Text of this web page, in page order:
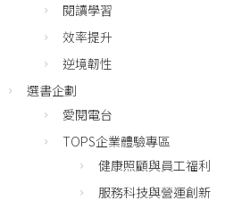
閱讀學習
效率提升
逆境韌性
選書企劃
愛閱電台
TOPS企業體驗專區
健康照顧與員工福利
服務科技與營運創新